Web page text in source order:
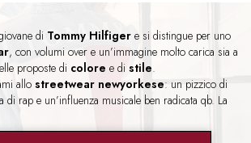
di Tommy Hilfiger e si distingue per uno
, con volumi over e un’immagine molto carica sia a
proposte di colore e di stile.
allo streetwear newyorkese: un pizzico di
di rap e un’influenza musicale ben radicata qb. La